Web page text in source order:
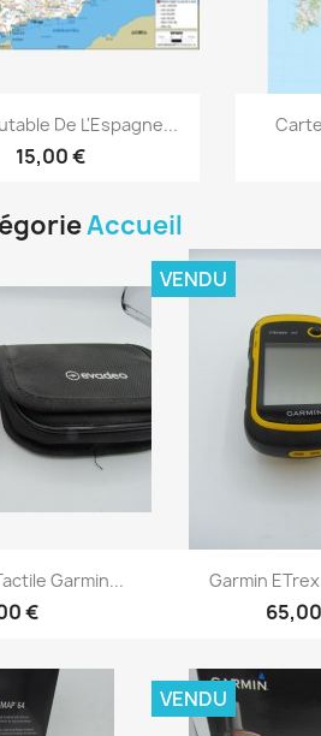
Aperçu rapide
De L'Espagne...
15,00 €
Accueil
rapide
Garmin...
€
Aperçu
Garmin ETrex
VENDU
VENDU